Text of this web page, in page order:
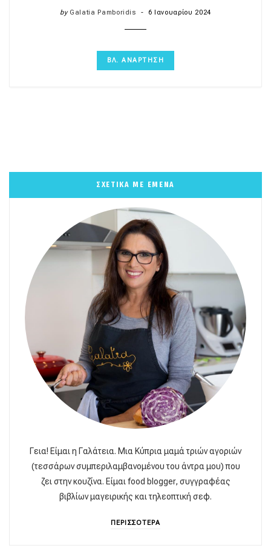
by Galatia Pamboridis 6 Ιανουαρίου 2024
ΒΛ. ΑΝΑΡΤΗΣΗ
ΣΧΕΤΙΚΑ ΜΕ ΕΜΕΝΑ
Γεια! Είμαι η Γαλάτεια. Μια Κύπρια μαμά τριών αγοριών
(τεσσάρων συμπεριλαμβανομένου του άντρα μου) που
ζει στην κουζίνα. Είμαι food blogger, συγγραφέας
βιβλίων μαγειρικής και τηλεοπτική σεφ.
ΠΕΡΙΣΣΟΤΕΡΑ